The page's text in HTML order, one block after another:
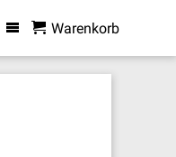
Warenkorb